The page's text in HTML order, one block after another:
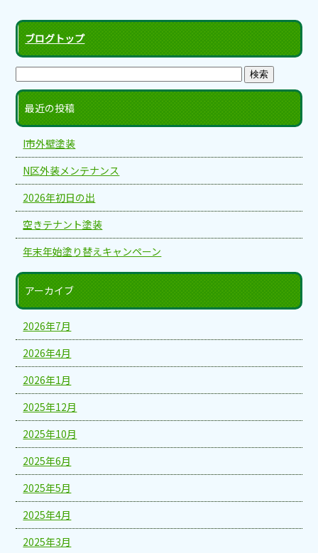
ブログトップ
最近の投稿
I市外壁塗装
N区外装メンテナンス
2026年初日の出
空きテナント塗装
年末年始塗り替えキャンペーン
アーカイブ
2026年7月
2026年4月
2026年1月
2025年12月
2025年10月
2025年6月
2025年5月
2025年4月
2025年3月